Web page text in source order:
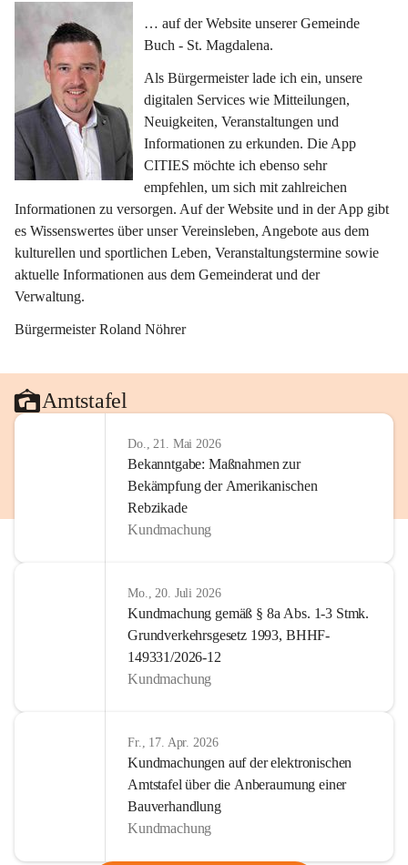
… auf der Website unserer Gemeinde
Buch - St. Magdalena.
Als Bürgermeister lade ich ein, unsere
digitalen Services wie Mitteilungen,
Neuigkeiten, Veranstaltungen und
Informationen zu erkunden. Die App
CITIES möchte ich ebenso sehr
empfehlen, um sich mit zahlreichen
Informationen zu versorgen. Auf der Website und in der App gibt
es Wissenswertes über unser Vereinsleben, Angebote aus dem
kulturellen und sportlichen Leben, Veranstaltungstermine sowie
aktuelle Informationen aus dem Gemeinderat und der
Verwaltung.
Bürgermeister Roland Nöhrer
Amtstafel
Do., 21. Mai 2026
Bekanntgabe: Maßnahmen zur
Bekämpfung der Amerikanischen
Rebzikade
Kundmachung
Mo., 20. Juli 2026
Kundmachung gemäß § 8a Abs. 1-3 Stmk.
Grundverkehrsgesetz 1993, BHHF-
149331/2026-12
Kundmachung
Fr., 17. Apr. 2026
Kundmachungen auf der elektronischen
Amtstafel über die Anberaumung einer
Bauverhandlung
Kundmachung